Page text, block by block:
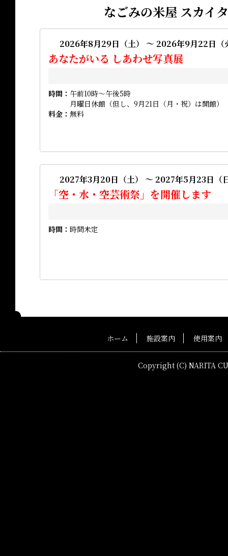
なごみの米屋 スカイ
2026年8月29日（土） ～ 2026年9月22日（
あなたがいる しあわせ写真展
時間
午前10時～午後5時
月曜日休館（但し、9月21日（月・祝）は開館）
料金
無料
2027年3月20日（土） ～ 2027年5月23日（
「空・水・空芸術祭」を開催します
時間 時間未定
ホーム 施設案内 使用案内
Copyright (C) NARITA